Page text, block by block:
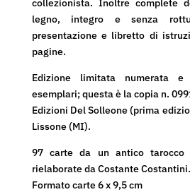
collezionista. Inoltre complete
legno, integro e senza
presentazione e libretto di
pagine.
Edizione limitata numerata
esemplari; questa è la copia n.
Edizioni Del Solleone (prima
Lissone (MI).
97 carte da un antico tarocco
rielaborate da Costante Costantini.
Formato carte 6 x 9,5 cm